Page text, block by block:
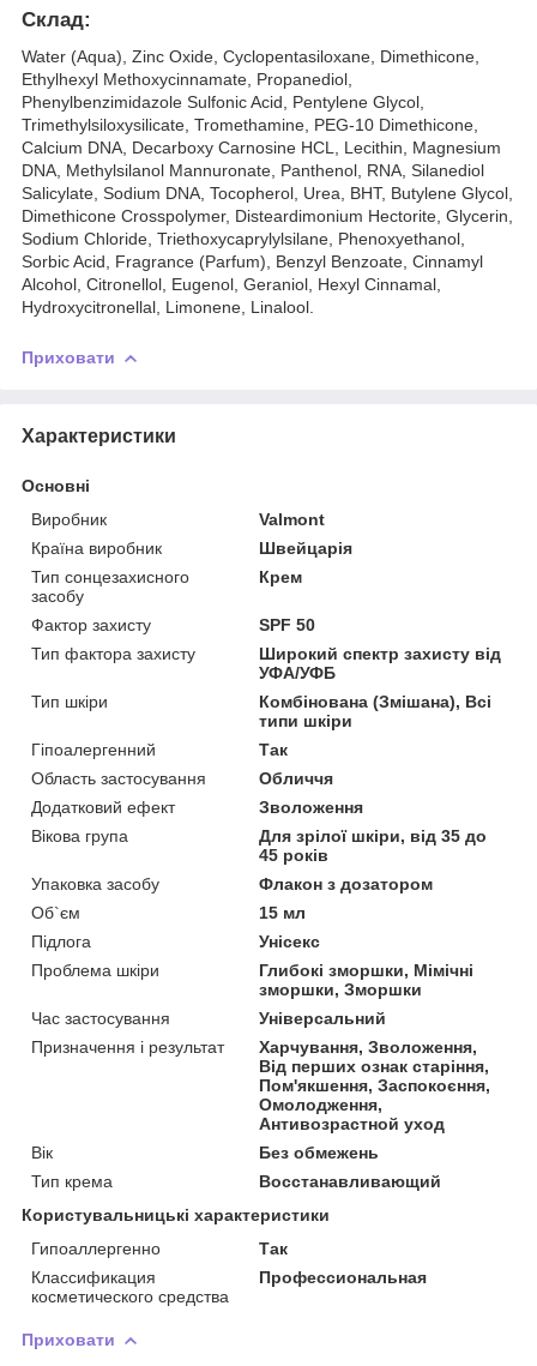
Склад:
Water (Aqua), Zinc Oxide, Cyclopentasiloxane, Dimethicone,
Ethylhexyl Methoxycinnamate, Propanediol,
Phenylbenzimidazole Sulfonic Acid, Pentylene Glycol,
Trimethylsiloxysilicate, Tromethamine, PEG-10 Dimethicone,
Calcium DNA, Decarboxy Carnosine HCL, Lecithin, Magnesium
DNA, Methylsilanol Mannuronate, Panthenol, RNA, Silanediol
Salicylate, Sodium DNA, Tocopherol, Urea, BHT, Butylene Glycol,
Dimethicone Crosspolymer, Disteardimonium Hectorite, Glycerin,
Sodium Chloride, Triethoxycaprylylsilane, Phenoxyethanol,
Sorbic Acid, Fragrance (Parfum), Benzyl Benzoate, Cinnamyl
Alcohol, Citronellol, Eugenol, Geraniol, Hexyl Cinnamal,
Hydroxycitronellal, Limonene, Linalool.
Приховати
Характеристики
Основні
Виробник
Valmont
Країна виробник
Швейцарія
Тип сонцезахисного
засобу
Крем
Фактор захисту
SPF 50
Тип фактора захисту
Широкий спектр захисту від
УФА/УФБ
Тип шкіри
Комбінована (Змішана), Всі
типи шкіри
Гіпоалергенний
Так
Область застосування
Обличчя
Додатковий ефект
Зволоження
Вікова група
Для зрілої шкіри, від 35 до
45 років
Упаковка засобу
Флакон з дозатором
Об`єм
15 мл
Підлога
Унісекс
Проблема шкіри
Глибокі зморшки, Мімічні
зморшки, Зморшки
Час застосування
Універсальний
Призначення і результат
Харчування, Зволоження,
Від перших ознак старіння,
Пом'якшення, Заспокоєння,
Омолодження,
Антивозрастной уход
Вік
Без обмежень
Тип крема
Восстанавливающий
Користувальницькі характеристики
Гипоаллергенно
Так
Классификация
косметического средства
Профессиональная
Приховати